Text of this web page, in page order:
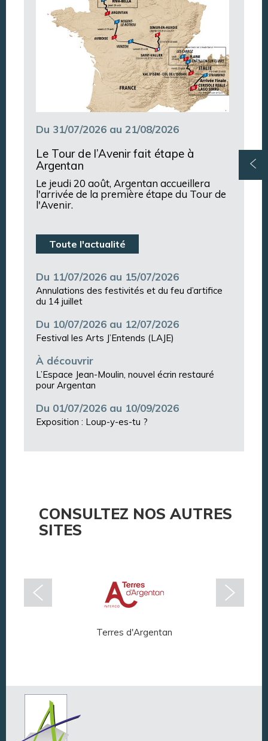
Du 31/07/2026 au 21/08/2026
Le Tour de l’Avenir fait étape à
Argentan
Le jeudi 20 août, Argentan accueillera
l'arrivée de la première étape du Tour de
l'Avenir.
Toute l'actualité
Du 11/07/2026 au 15/07/2026
Annulations des festivités et du feu d’artifice
du 14 juillet
Du 10/07/2026 au 12/07/2026
Festival les Arts J’Entends (LAJE)
À découvrir
L’Espace Jean-Moulin, nouvel écrin restauré
pour Argentan
Du 01/07/2026 au 10/09/2026
Exposition : Loup-y-es-tu ?
CONSULTEZ NOS AUTRES
SITES
Terres d'Argentan